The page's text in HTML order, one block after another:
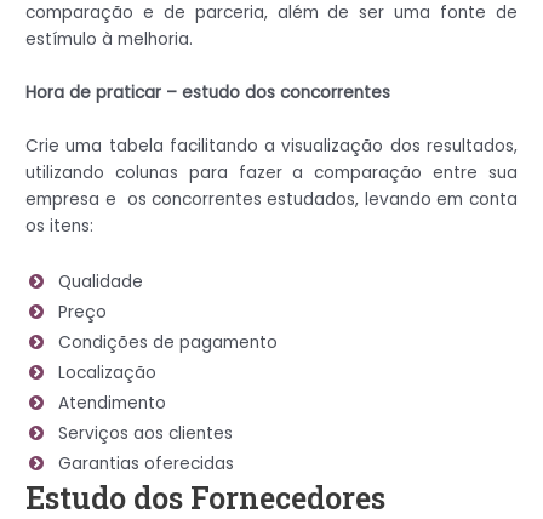
comparação e de parceria, além de ser uma fonte de
estímulo à melhoria.
Hora de praticar – estudo dos concorrentes
Crie uma tabela facilitando a visualização dos resultados,
utilizando colunas para fazer a comparação entre sua
empresa e os concorrentes estudados, levando em conta
os itens:
Qualidade
Preço
Condições de pagamento
Localização
Atendimento
Serviços aos clientes
Garantias oferecidas
Estudo dos Fornecedores